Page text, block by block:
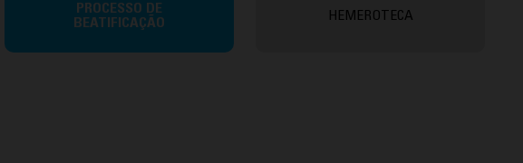
PROCESSO DE
BEATIFICAÇÃO
HEMEROTECA